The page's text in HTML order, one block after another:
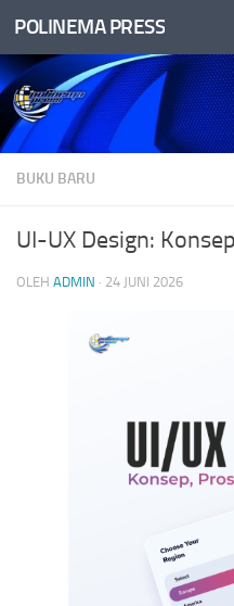
Skip to content
POLINEMA PRESS
BUKU BARU
UI-UX Design:
OLEH ADMIN · 24 JUNI 2026